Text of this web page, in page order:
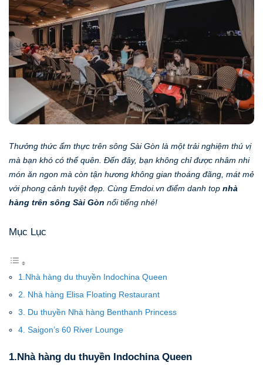
Thưởng thức ẩm thực trên sông Sài Gòn là một trải nghiệm thú vị
mà bạn khó có thể quên. Đến đây, bạn không chỉ được nhâm nhi
món ăn ngon mà còn tận hương không gian thoáng đãng, mát mẻ
với phong cảnh tuyệt đẹp. Cùng Emdoi.vn điểm danh top nhà
hàng trên sông Sài Gòn nổi tiếng nhé!
Mục Lục
1.Nhà hàng du thuyền Indochina Queen
2. Nhà hàng Elisa Floating Restaurant
3. Du thuyền Nhà hàng Benthanh Princess
4. Saigon’s 60 River Lounge
1.Nhà hàng du thuyền Indochina Queen